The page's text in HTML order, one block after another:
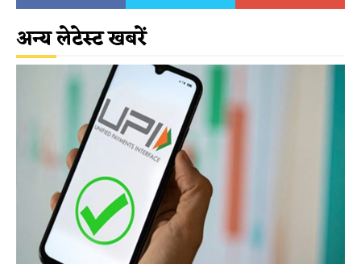
अन्य लेटेस्ट खबरें